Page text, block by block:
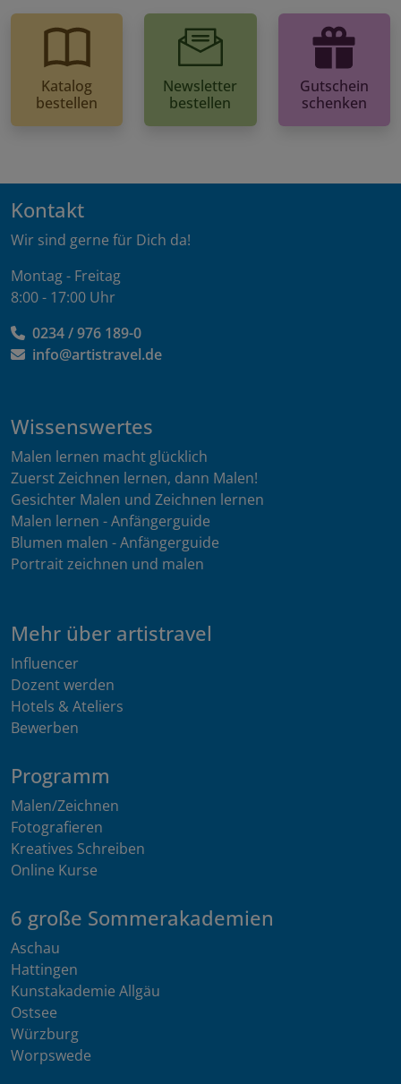
Katalog
bestellen
Newsletter
bestellen
Gutschein
schenken
Kontakt
Wir sind gerne für Dich da!
Montag - Freitag
8:00 - 17:00 Uhr
0234 / 976 189-0
info@artistravel.de
Wissenswertes
Malen lernen macht glücklich
Zuerst Zeichnen lernen, dann Malen!
Gesichter Malen und Zeichnen lernen
Malen lernen - Anfängerguide
Blumen malen - Anfängerguide
Portrait zeichnen und malen
Mehr über artistravel
Influencer
Dozent werden
Hotels & Ateliers
Bewerben
Programm
Malen/Zeichnen
Fotografieren
Kreatives Schreiben
Online Kurse
6 große Sommerakademien
Aschau
Hattingen
Kunstakademie Allgäu
Ostsee
Würzburg
Worpswede